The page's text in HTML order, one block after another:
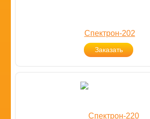
Спектрон-202
Заказать